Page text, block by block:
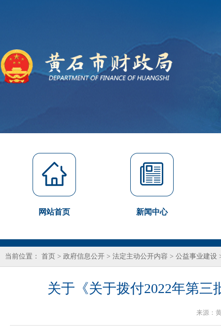
网站首页 新闻中心
当前位置： 首页 > 政府信息公开 > 法定主动公开内容 > 公益事业建设
关于《关于拨付2022年第
来源：